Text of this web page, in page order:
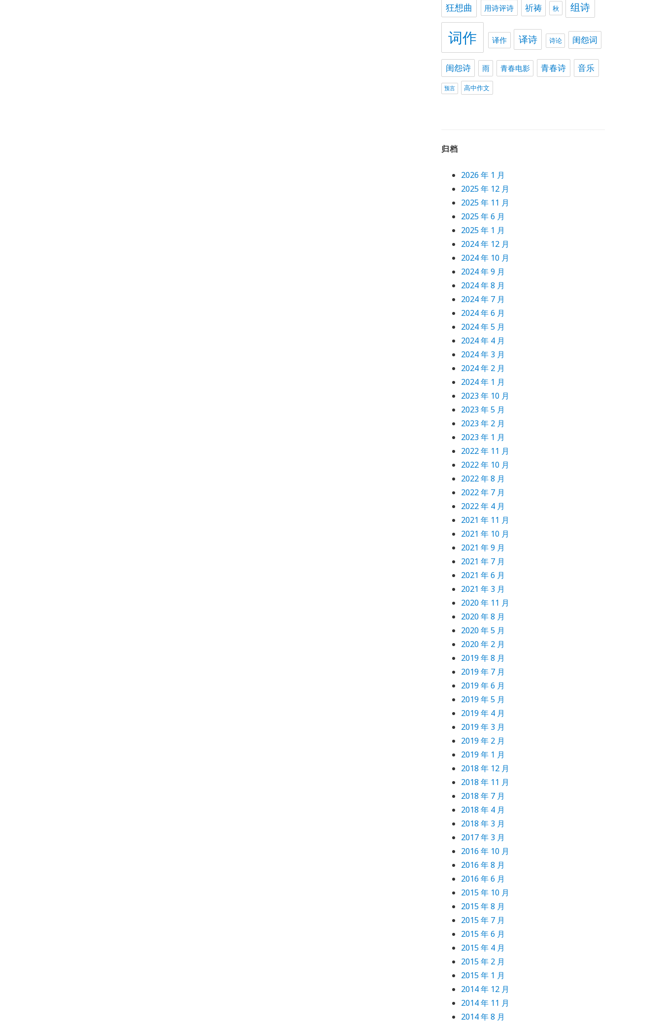
狂想曲 用诗评诗 祈祷 秋 组诗
词作 译作 译诗 诗论 闺怨词
闺怨诗 雨 青春电影 青春诗 音乐
预言 高中作文
归档
2026 年 1 月
2025 年 12 月
2025 年 11 月
2025 年 6 月
2025 年 1 月
2024 年 12 月
2024 年 10 月
2024 年 9 月
2024 年 8 月
2024 年 7 月
2024 年 6 月
2024 年 5 月
2024 年 4 月
2024 年 3 月
2024 年 2 月
2024 年 1 月
2023 年 10 月
2023 年 5 月
2023 年 2 月
2023 年 1 月
2022 年 11 月
2022 年 10 月
2022 年 8 月
2022 年 7 月
2022 年 4 月
2021 年 11 月
2021 年 10 月
2021 年 9 月
2021 年 7 月
2021 年 6 月
2021 年 3 月
2020 年 11 月
2020 年 8 月
2020 年 5 月
2020 年 2 月
2019 年 8 月
2019 年 7 月
2019 年 6 月
2019 年 5 月
2019 年 4 月
2019 年 3 月
2019 年 2 月
2019 年 1 月
2018 年 12 月
2018 年 11 月
2018 年 7 月
2018 年 4 月
2018 年 3 月
2017 年 3 月
2016 年 10 月
2016 年 8 月
2016 年 6 月
2015 年 10 月
2015 年 8 月
2015 年 7 月
2015 年 6 月
2015 年 4 月
2015 年 2 月
2015 年 1 月
2014 年 12 月
2014 年 11 月
2014 年 8 月